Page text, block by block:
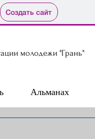
Создать сайт
молодежи "Грань"
Альманах